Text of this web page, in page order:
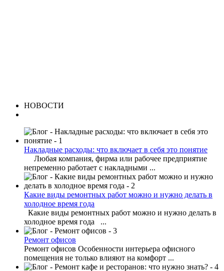
НОВОСТИ
Накладные расходы: что включает в себя это понятие
Любая компания, фирма или рабочее предприятие
непременно работает с накладными ...
Какие виды ремонтных работ можно и нужно делать в
холодное время года
Какие виды ремонтных работ можно и нужно делать в
холодное время года ...
Ремонт офисов
Ремонт офисов Особенности интерьера офисного
помещения не только влияют на комфорт ...